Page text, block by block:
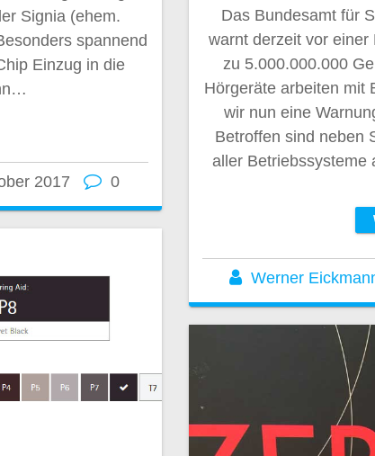
Signia (ehem.
spannend
Einzug in die
2017 0
Das Bundesamt für
warnt derzeit vor
zu 5.000.000.000
Hörgeräte arbeiten mit
wir nun eine
Betroffen sind neben
aller Betriebssysteme
Werner